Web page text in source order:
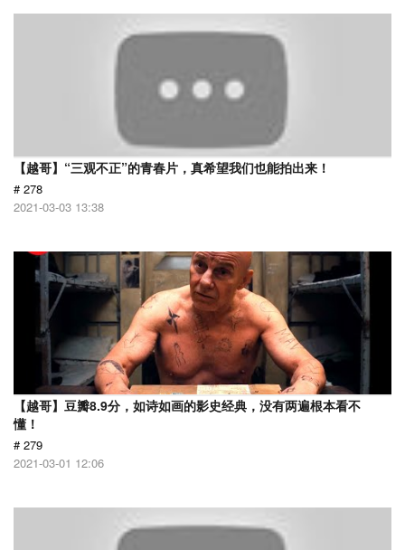
【越哥】“三观不正”的青春片，真希望我们也能拍出来！
# 278
2021-03-03 13:38
【越哥】豆瓣8.9分，如诗如画的影史经典，没有两遍根本看不
懂！
# 279
2021-03-01 12:06